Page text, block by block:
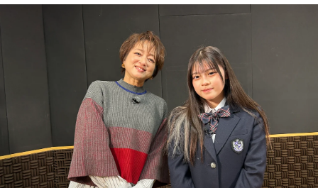
お知らせ
イベント・グッズ
YouTube
会社情報